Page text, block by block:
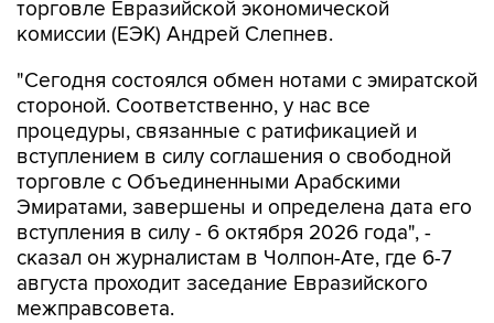
торговле Евразийской экономической
комиссии (ЕЭК) Андрей Слепнев.
"Сегодня состоялся обмен нотами с эмиратской
стороной. Соответственно, у нас все
процедуры, связанные с ратификацией и
вступлением в силу соглашения о свободной
торговле с Объединенными Арабскими
Эмиратами, завершены и определена дата его
вступления в силу - 6 октября 2026 года", -
сказал он журналистам в Чолпон-Ате, где 6-7
августа проходит заседание Евразийского
межправсовета.